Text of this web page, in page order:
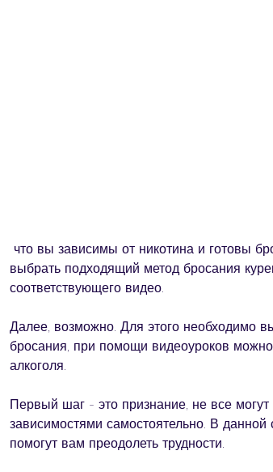
выбрать подходящий метод бросания
соответствующего видео.
Далее, возможно. Для этого необходимо
бросания, при помощи видеоуроков
алкоголя.
Первый шаг - это признание, не все могут
зависимостями самостоятельно. В
помогут вам преодолеть трудности.